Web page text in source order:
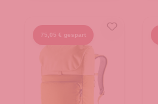
75,05 € gespart